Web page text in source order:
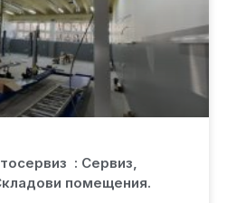
: Сервиз,
помещения.